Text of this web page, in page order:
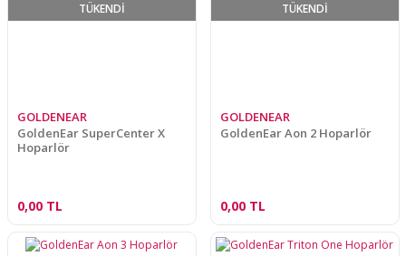
TÜKENDİ
GOLDENEAR
GoldenEar SuperCenter X
Hoparlör
0,00 TL
TÜKENDİ
GOLDENEAR
GoldenEar Aon 2 Hoparlör
0,00 TL